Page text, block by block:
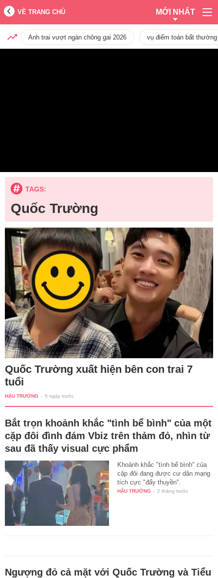
VỀ TRANG CHỦ MỚI NHẤT
Anh trai vượt ngàn chông gai 2026 vụ điểm toán bất
TAGS:
Quốc Trường
Quốc Trường xuất hiện bên con trai 7
tuổi
HẬU TRƯỜNG - 5 ngày trước
Bắt trọn khoảnh khắc "tình bể bình" của một
cặp đôi đình đám Vbiz trên thảm đỏ, nhìn từ
sau đã thấy visual cực phẩm
Khoảnh khắc "tình bể bình" của
cặp đôi đang được cư dân mạng
tích cực "đẩy thuyền".
HẬU TRƯỜNG - 2 tháng trước
Ngượng đỏ cả mặt với Quốc Trường và Tiểu